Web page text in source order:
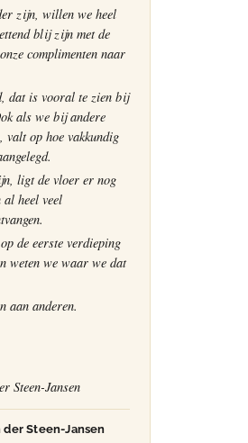
zijn, willen we heel
blij zijn met de
complimenten naar
dat is vooral te zien bij
als we bij andere
valt op hoe vakkundig
ligt de vloer er nog
heel veel
de eerste verdieping
weten we waar we dat
aan anderen.
Steen-Jansen
der Steen-Jansen